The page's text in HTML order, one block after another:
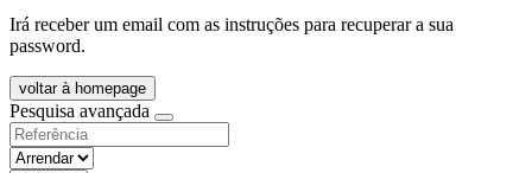
Irá receber um email com as instruções para recuperar a sua
password.
voltar à homepage
Pesquisa avançada
objective